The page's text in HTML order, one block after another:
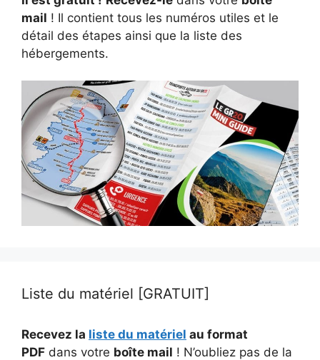
mail ! Il contient tous les numéros utiles et le
détail des étapes ainsi que la liste des
hébergements.
Liste du matériel [GRATUIT]
Recevez la liste du matériel au format
PDF dans votre boîte mail ! N’oubliez pas de la